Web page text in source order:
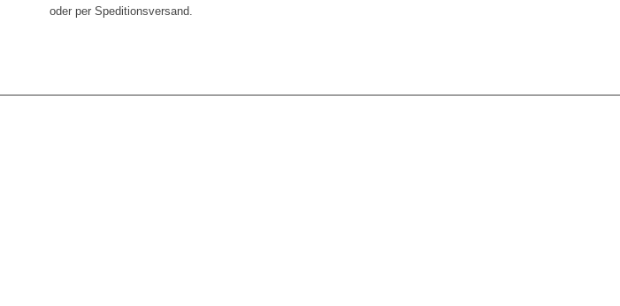
oder per Speditionsversand.